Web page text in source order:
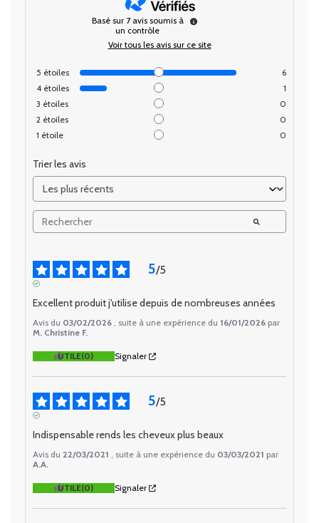
Basé sur 7 avis soumis à
un contrôle
Voir tous les avis sur ce site
5 étoiles
6
4 étoiles
1
3 étoiles
0
2 étoiles
0
1 étoile 0
Trier les avis
5/5
Excellent produit j'utilise depuis de nombreuses années
Avis du 03/02/2026 , suite à une expérience du 16/01/2026 par
M. Christine F.
UTILE(0) Signaler
5/5
Indispensable rends les cheveux plus beaux
Avis du 22/03/2021 , suite à une expérience du 03/03/2021 par
A.A.
UTILE(0) Signaler